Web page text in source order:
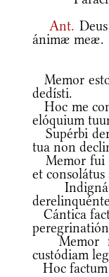
Ant.
ánimæ meæ.
Memor
dedísti.
Hoc me
elóquium
Supérbi
tua non
Memor fui
et consolátus
Cántica
Memor fui
custódiam
Hoc